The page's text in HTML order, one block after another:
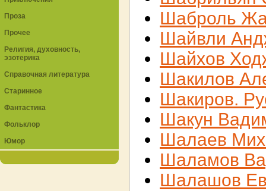
Шаброль
Шайвли
Шайхов
Шакилов
Шакиров.
Шакун
Шалаев
Шаламов
Шалашов
Проза
Прочее
Религия, духовность,
эзотерика
Справочная литература
Старинное
Фантастика
Фольклор
Юмор